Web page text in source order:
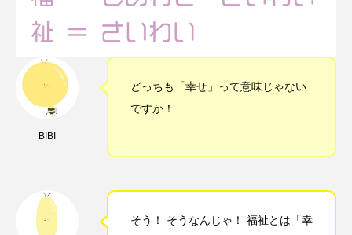
BIBI
どっちも「幸せ」って意味じゃない
ですか！
そう！ そうなんじゃ！ 福祉とは「幸